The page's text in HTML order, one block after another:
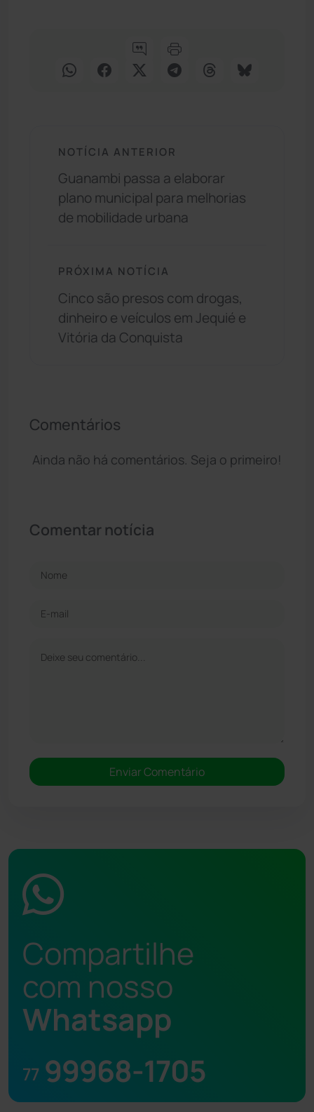
NOTÍCIA ANTERIOR
Guanambi passa a elaborar
plano municipal para melhorias
de mobilidade urbana
PRÓXIMA NOTÍCIA
Cinco são presos com drogas,
dinheiro e veículos em Jequié e
Vitória da Conquista
Comentários
Ainda não há comentários. Seja o primeiro!
Comentar notícia
Compartilhe
com nosso
Whatsapp
77 99968-1705